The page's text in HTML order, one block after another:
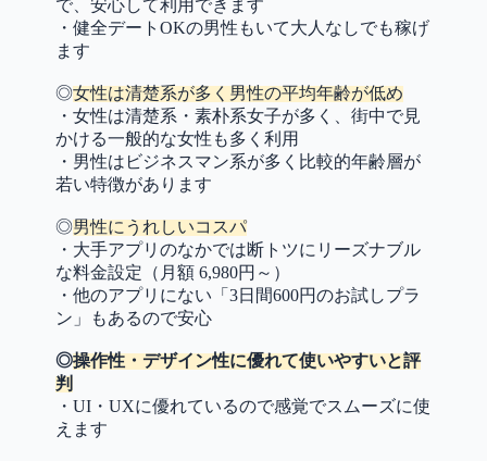
で、安心して利用できます
・健全デートOKの男性もいて大人なしでも稼げ
ます
◎女性は清楚系が多く男性の平均年齢が低め
・女性は清楚系・素朴系女子が多く、街中で見
かける一般的な女性も多く利用
・男性はビジネスマン系が多く比較的年齢層が
若い特徴があります
◎男性にうれしいコスパ
・大手アプリのなかでは断トツにリーズナブル
な料金設定（月額 6,980円～）
・他のアプリにない「3日間600円のお試しプラ
ン」もあるので安心
◎操作性・デザイン性に優れて使いやすいと評
判
・UI・UXに優れているので感覚でスムーズに使
えます